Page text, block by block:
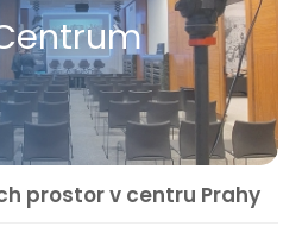
prostor v centru Prahy